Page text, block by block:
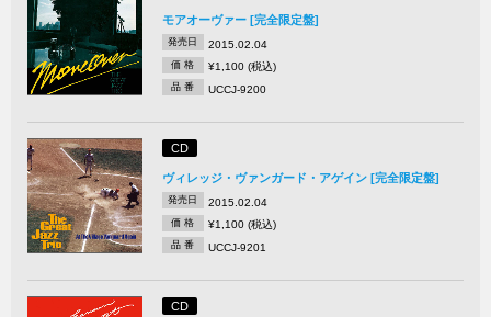
モアオーヴァー [完全限定盤]
発売日 2015.02.04
価 格 ¥1,100 (税込)
品 番 UCCJ-9200
CD
ヴィレッジ・ヴァンガード・アゲイン [完全限定盤]
発売日 2015.02.04
価 格 ¥1,100 (税込)
品 番 UCCJ-9201
CD